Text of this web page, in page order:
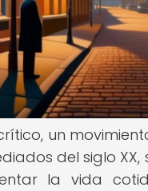
un
del siglo
la vida